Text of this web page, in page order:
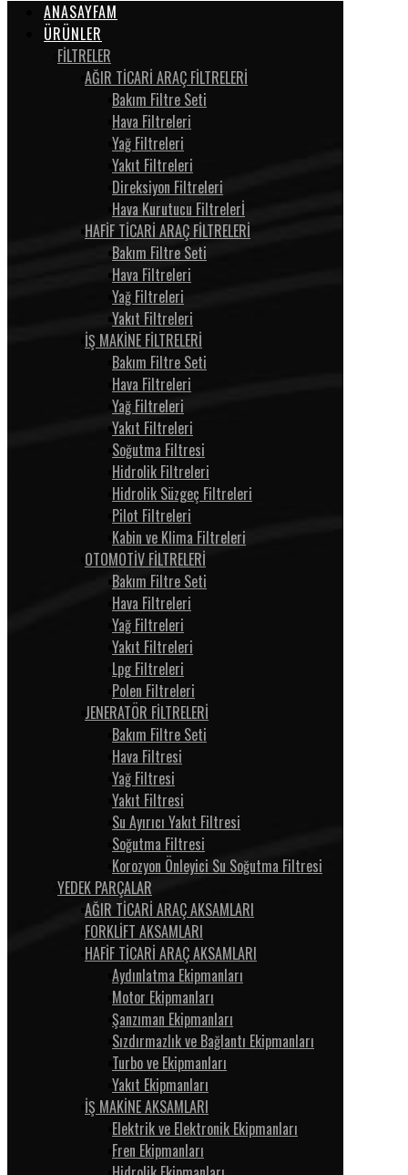
ANASAYFAM
ÜRÜNLER
FİLTRELER
AĞIR TİCARİ ARAÇ FİLTRELERİ
Bakım Filtre Seti
Hava Filtreleri
Yağ Filtreleri
Yakıt Filtreleri
Direksiyon Filtreleri
Hava Kurutucu Filtrelerİ
HAFİF TİCARİ ARAÇ FİLTRELERİ
Bakım Filtre Seti
Hava Filtreleri
Yağ Filtreleri
Yakıt Filtreleri
İŞ MAKİNE FİLTRELERİ
Bakım Filtre Seti
Hava Filtreleri
Yağ Filtreleri
Yakıt Filtreleri
Soğutma Filtresi
Hidrolik Filtreleri
Hidrolik Süzgeç Filtreleri
Pilot Filtreleri
Kabin ve Klima Filtreleri
OTOMOTİV FİLTRELERİ
Bakım Filtre Seti
Hava Filtreleri
Yağ Filtreleri
Yakıt Filtreleri
Lpg Filtreleri
Polen Filtreleri
JENERATÖR FİLTRELERİ
Bakım Filtre Seti
Hava Filtresi
Yağ Filtresi
Yakıt Filtresi
Su Ayırıcı Yakıt Filtresi
Soğutma Filtresi
Korozyon Önleyici Su Soğutma Filtresi
YEDEK PARÇALAR
AĞIR TİCARİ ARAÇ AKSAMLARI
FORKLİFT AKSAMLARI
HAFİF TİCARİ ARAÇ AKSAMLARI
Aydınlatma Ekipmanları
Motor Ekipmanları
Şanzıman Ekipmanları
Sızdırmazlık ve Bağlantı Ekipmanları
Turbo ve Ekipmanları
Yakıt Ekipmanları
İŞ MAKİNE AKSAMLARI
Elektrik ve Elektronik Ekipmanları
Fren Ekipmanları